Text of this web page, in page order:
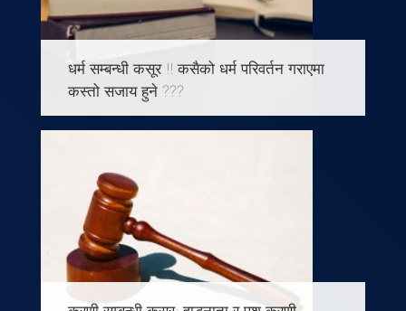
धर्म सम्बन्धी कसूर !! कसैको धर्म परिवर्तन गराएमा
कस्तो सजाय हुने ???
२०७४भागः२, परिच्छेद ९ मा रहेको कानूनी
व्यवस्था: -नेपालको संविधान, २०७२ को मौलिक
हक धारा २६ अन्तर्गत कुनै पनि व्यक्ति आफ्नो
आस्था अनुसार धर्मको अवलम्वन, अभ्यास र संरक्षण
गर्ने स्वतन्त्र हुन्छ । -प्रत्येक धार्मिक